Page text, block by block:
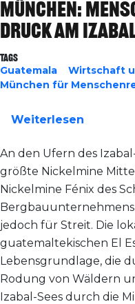
München:
Druck am
Tags
Guatemala
Wirtschaft
München für
Weiterlesen
An den Ufern des
größte Nickelmine
Nickelmine Fénix des
jedoch für Streit. Die
guatemaltekischen El
Lebensgrundlage, die
Rodung von Wäldern
Izabal-Sees durch die